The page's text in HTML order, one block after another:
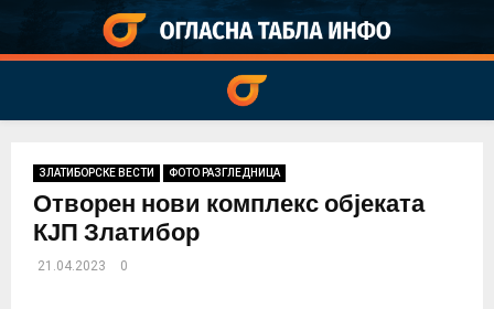
PRIMARY
MENU
ЗЛАТИБОРСКЕ ВЕСТИ ФОТО РАЗГЛЕДНИЦА
Отворен нови комплекс објеката
КЈП Златибор
21.04.2023 0